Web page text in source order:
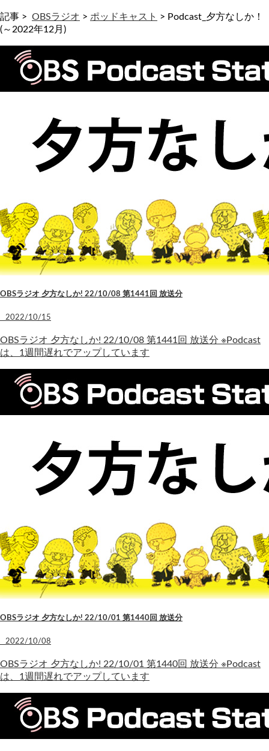
記事 > OBSラジオ > ポッドキャスト > Podcast_夕方なしか！
(～2022年12月)
OBSラジオ 夕方なしか! 22/10/08 第1441回 放送分
2022/10/15
OBSラジオ 夕方なしか! 22/10/08 第1441回 放送分 ※Podcast
は、1週間遅れでアップしています
OBSラジオ 夕方なしか! 22/10/01 第1440回 放送分
2022/10/08
OBSラジオ 夕方なしか! 22/10/01 第1440回 放送分 ※Podcast
は、1週間遅れでアップしています